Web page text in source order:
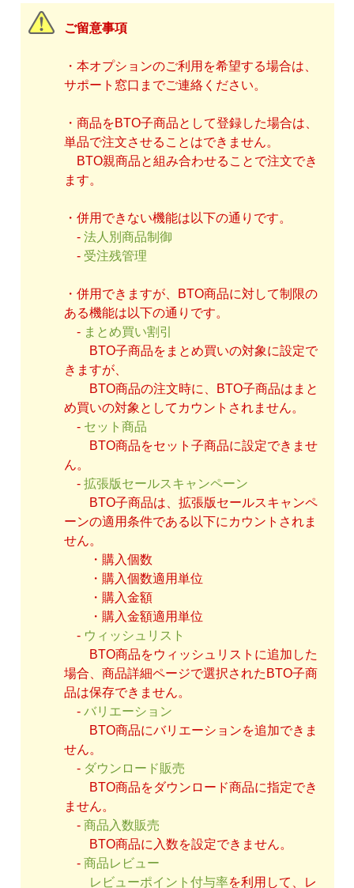
ご留意事項
・本オプションのご利用を希望する場合は、
サポート窓口までご連絡ください。
・商品をBTO子商品として登録した場合は、
単品で注文させることはできません。
BTO親商品と組み合わせることで注文でき
ます。
・併用できない機能は以下の通りです。
- 法人別商品制御
- 受注残管理
・併用できますが、BTO商品に対して制限の
ある機能は以下の通りです。
- まとめ買い割引
BTO子商品をまとめ買いの対象に設定で
きますが、
BTO商品の注文時に、BTO子商品はまと
め買いの対象としてカウントされません。
- セット商品
BTO商品をセット子商品に設定できませ
ん。
- 拡張版セールスキャンペーン
BTO子商品は、拡張版セールスキャンペ
ーンの適用条件である以下にカウントされま
せん。
・購入個数
・購入個数適用単位
・購入金額
・購入金額適用単位
- ウィッシュリスト
BTO商品をウィッシュリストに追加した
場合、商品詳細ページで選択されたBTO子商
品は保存できません。
- バリエーション
BTO商品にバリエーションを追加できま
せん。
- ダウンロード販売
BTO商品をダウンロード商品に指定でき
ません。
- 商品入数販売
BTO商品に入数を設定できません。
- 商品レビュー
レビューポイント付与率を利用して、レ